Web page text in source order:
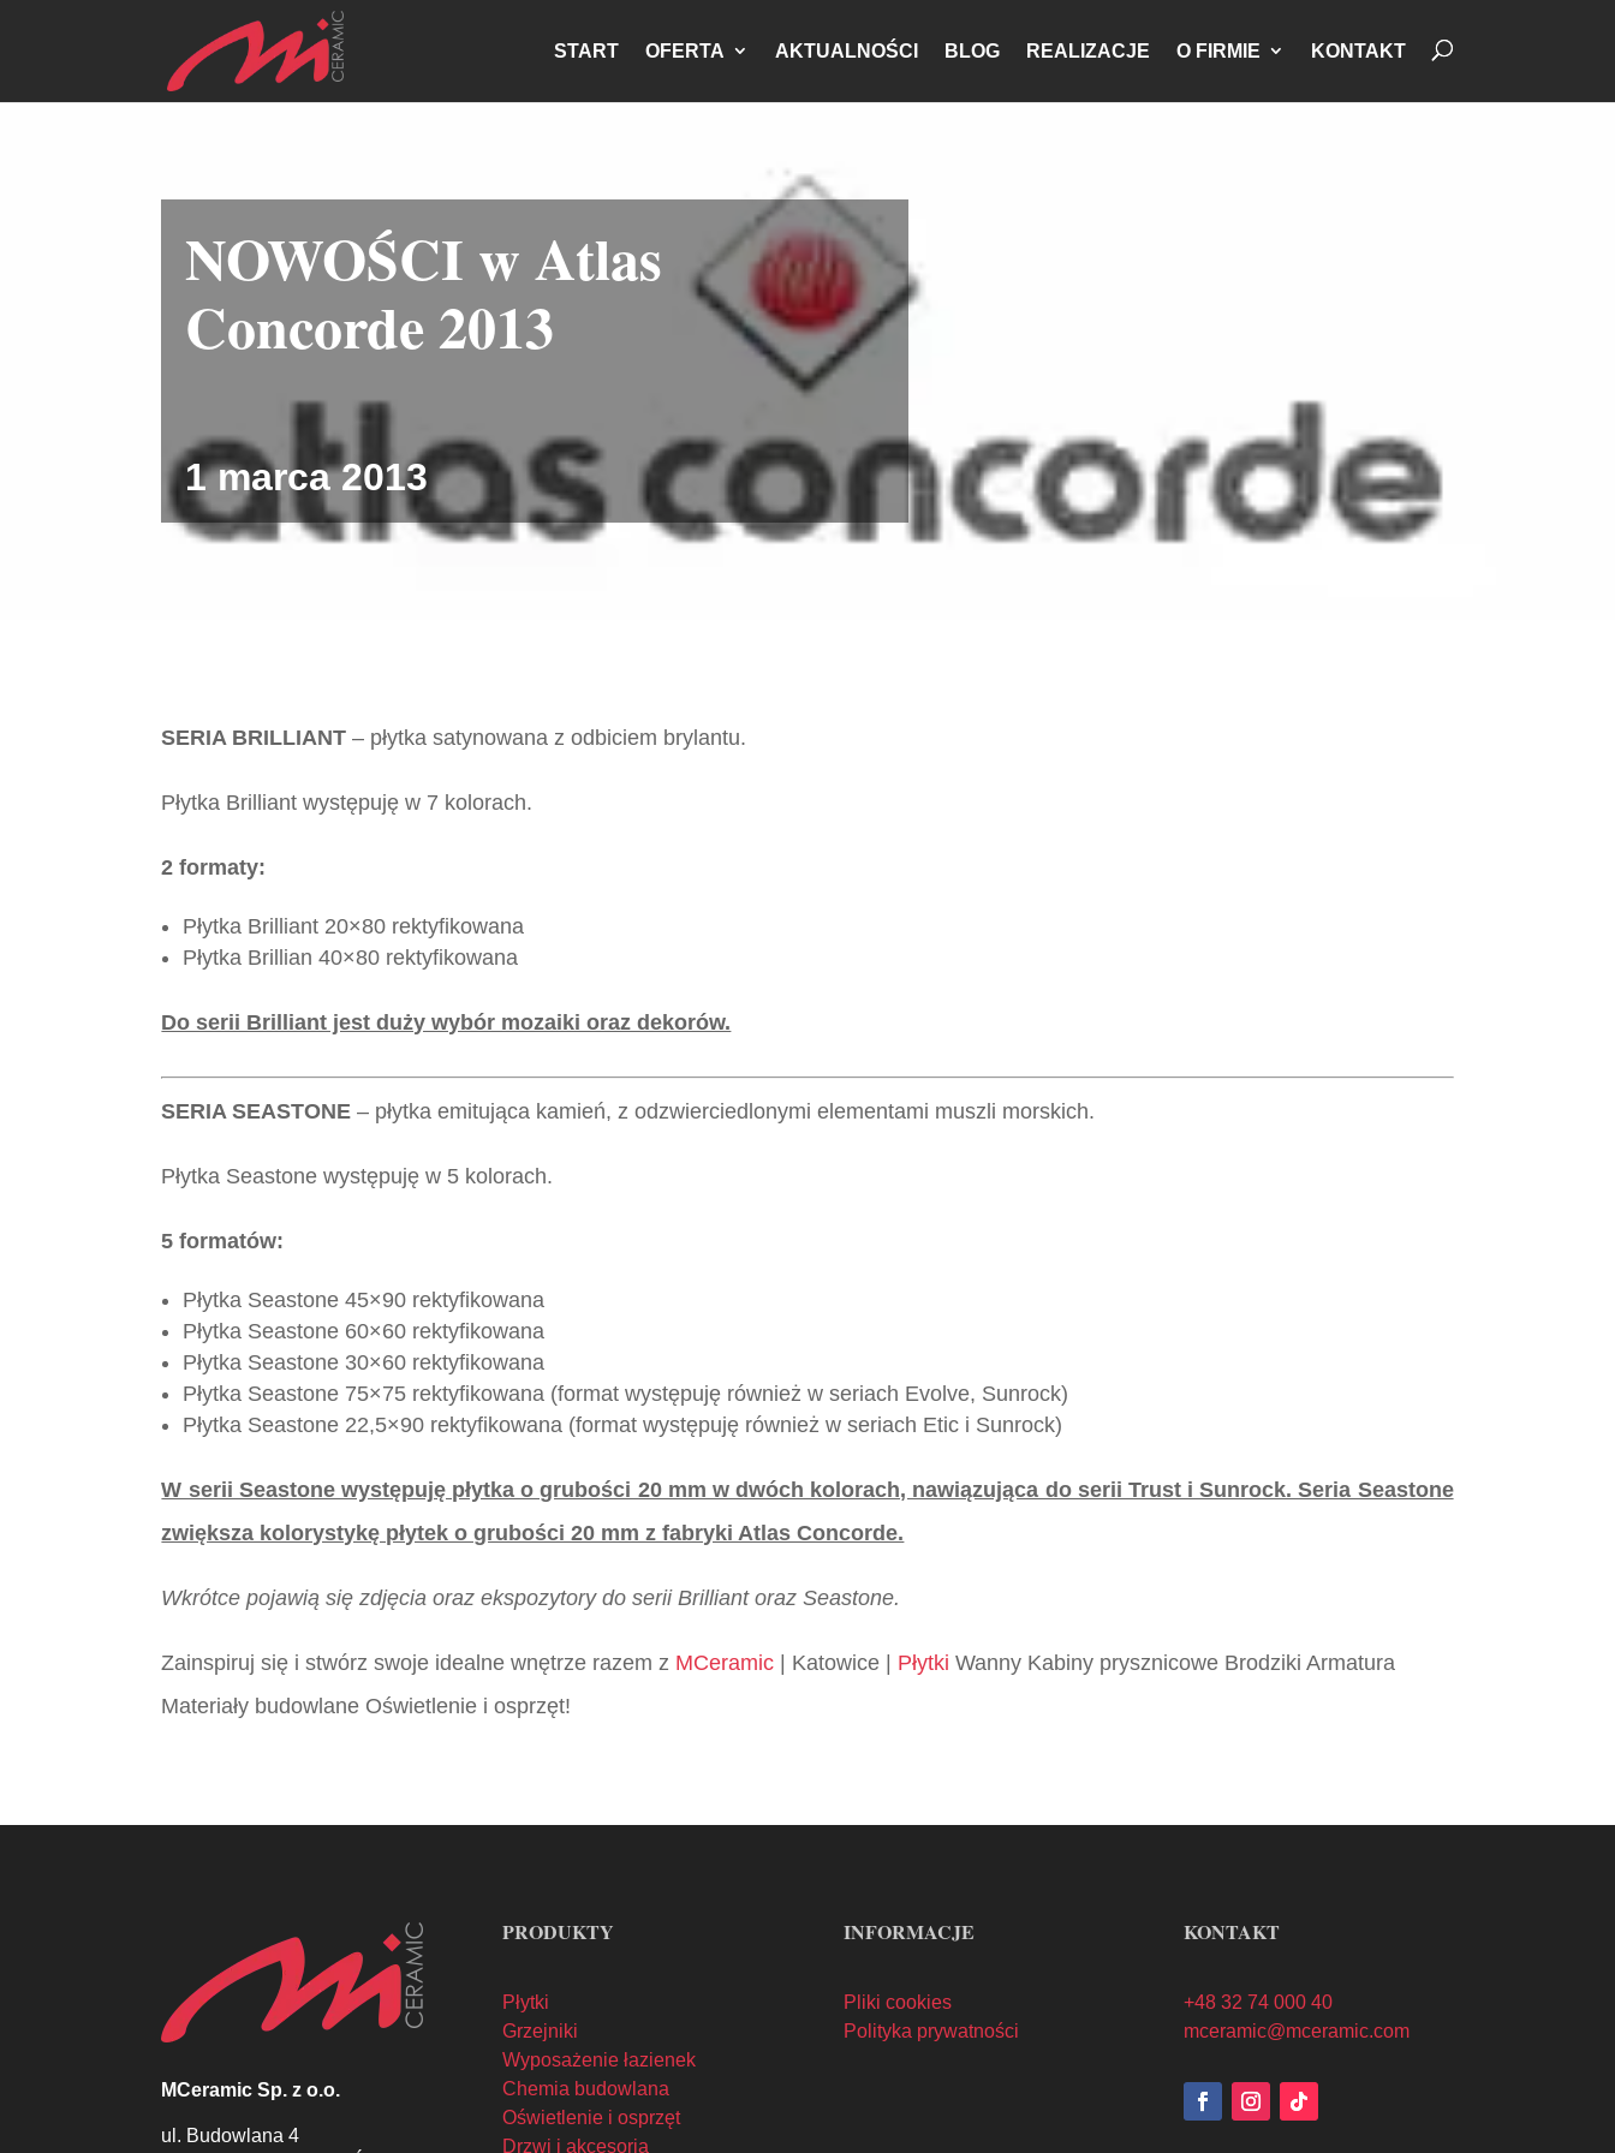
START OFERTA AKTUALNOŚCI BLOG REALIZACJE O FIRMIE KONTAKT
NOWOŚCI w Atlas
Concorde 2013
1 marca 2013
SERIA BRILLIANT – płytka satynowana z odbiciem brylantu.
Płytka Brilliant występuję w 7 kolorach.
2 formaty:
Płytka Brilliant 20×80 rektyfikowana
Płytka Brillian 40×80 rektyfikowana
Do serii Brilliant jest duży wybór mozaiki oraz dekorów.
SERIA SEASTONE – płytka emitująca kamień, z odzwierciedlonymi elementami muszli morskich.
Płytka Seastone występuję w 5 kolorach.
5 formatów:
Płytka Seastone 45×90 rektyfikowana
Płytka Seastone 60×60 rektyfikowana
Płytka Seastone 30×60 rektyfikowana
Płytka Seastone 75×75 rektyfikowana (format występuję również w seriach Evolve, Sunrock)
Płytka Seastone 22,5×90 rektyfikowana (format występuję również w seriach Etic i Sunrock)
W serii Seastone występuję płytka o grubości 20 mm w dwóch kolorach, nawiązująca do serii Trust i Sunrock. Seria Seastone
zwiększa kolorystykę płytek o grubości 20 mm z fabryki Atlas Concorde.
Wkrótce pojawią się zdjęcia oraz ekspozytory do serii Brilliant oraz Seastone.
Zainspiruj się i stwórz swoje idealne wnętrze razem z MCeramic | Katowice | Płytki Wanny Kabiny prysznicowe Brodziki Armatura
Materiały budowlane Oświetlenie i osprzęt!
MCeramic Sp. z o.o.
ul. Budowlana 4
PRODUKTY
Płytki
Grzejniki
Wyposażenie łazienek
Chemia budowlana
Oświetlenie i osprzęt
Drzwi i akcesoria
INFORMACJE
Pliki cookies
Polityka prywatności
KONTAKT
+48 32 74 000 40
mceramic@mceramic.com